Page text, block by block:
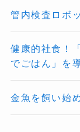
管内検査ロボ
健康的社食！
でごはん」を
金魚を飼い始